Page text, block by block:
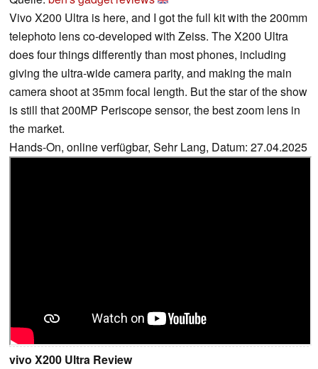
Vivo X200 Ultra is here, and I got the full kit with the 200mm
telephoto lens co-developed with Zeiss. The X200 Ultra
does four things differently than most phones, including
giving the ultra-wide camera parity, and making the main
camera shoot at 35mm focal length. But the star of the show
is still that 200MP Periscope sensor, the best zoom lens in
the market.
Hands-On, online verfügbar, Sehr Lang, Datum: 27.04.2025
vivo X200 Ultra Review